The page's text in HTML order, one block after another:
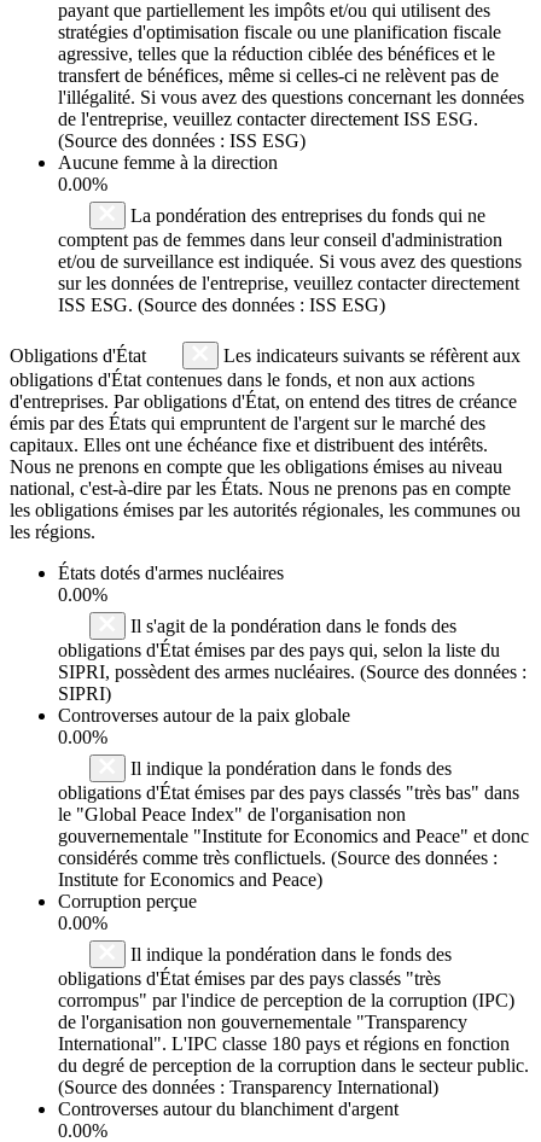
payant que partiellement les impôts et/ou qui utilisent des
stratégies d'optimisation fiscale ou une planification fiscale
agressive, telles que la réduction ciblée des bénéfices et le
transfert de bénéfices, même si celles-ci ne relèvent pas de
l'illégalité. Si vous avez des questions concernant les données
de l'entreprise, veuillez contacter directement ISS ESG.
(Source des données : ISS ESG)
Aucune femme à la direction
0.00%
La pondération des entreprises du fonds qui ne
comptent pas de femmes dans leur conseil d'administration
et/ou de surveillance est indiquée. Si vous avez des questions
sur les données de l'entreprise, veuillez contacter directement
ISS ESG. (Source des données : ISS ESG)
Obligations d'État
Les indicateurs suivants se réfèrent aux
obligations d'État contenues dans le fonds, et non aux actions
d'entreprises. Par obligations d'État, on entend des titres de créance
émis par des États qui empruntent de l'argent sur le marché des
capitaux. Elles ont une échéance fixe et distribuent des intérêts.
Nous ne prenons en compte que les obligations émises au niveau
national, c'est-à-dire par les États. Nous ne prenons pas en compte
les obligations émises par les autorités régionales, les communes ou
les régions.
États dotés d'armes nucléaires
0.00%
Il s'agit de la pondération dans le fonds des
obligations d'État émises par des pays qui, selon la liste du
SIPRI, possèdent des armes nucléaires. (Source des données :
SIPRI)
Controverses autour de la paix globale
0.00%
Il indique la pondération dans le fonds des
obligations d'État émises par des pays classés "très bas" dans
le "Global Peace Index" de l'organisation non
gouvernementale "Institute for Economics and Peace" et donc
considérés comme très conflictuels. (Source des données :
Institute for Economics and Peace)
Corruption perçue
0.00%
Il indique la pondération dans le fonds des
obligations d'État émises par des pays classés "très
corrompus" par l'indice de perception de la corruption (IPC)
de l'organisation non gouvernementale "Transparency
International". L'IPC classe 180 pays et régions en fonction
du degré de perception de la corruption dans le secteur public.
(Source des données : Transparency International)
Controverses autour du blanchiment d'argent
0.00%